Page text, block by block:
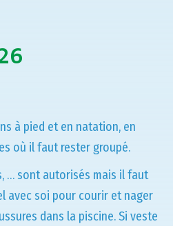
à pied et en natation, en
où il faut rester groupé.
… sont autorisés mais il faut
avec soi pour courir et nager
dans la piscine. Si veste